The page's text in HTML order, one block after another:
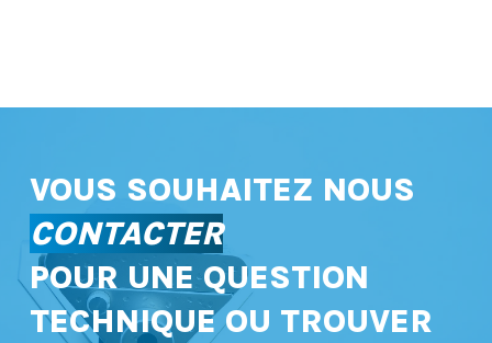
VOUS SOUHAITEZ NOUS
CONTACTER
POUR UNE QUESTION
TECHNIQUE OU TROUVER